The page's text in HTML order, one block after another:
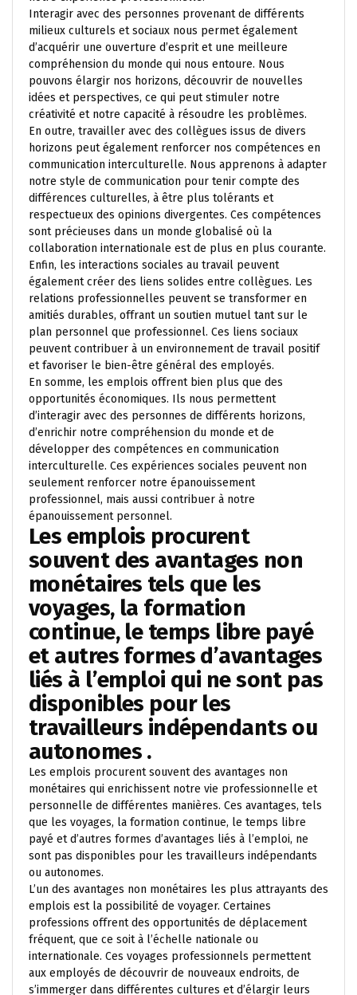
Interagir avec des personnes provenant de différents
milieux culturels et sociaux nous permet également
d’acquérir une ouverture d’esprit et une meilleure
compréhension du monde qui nous entoure. Nous
pouvons élargir nos horizons, découvrir de nouvelles
idées et perspectives, ce qui peut stimuler notre
créativité et notre capacité à résoudre les problèmes.
En outre, travailler avec des collègues issus de divers
horizons peut également renforcer nos compétences en
communication interculturelle. Nous apprenons à adapter
notre style de communication pour tenir compte des
différences culturelles, à être plus tolérants et
respectueux des opinions divergentes. Ces compétences
sont précieuses dans un monde globalisé où la
collaboration internationale est de plus en plus courante.
Enfin, les interactions sociales au travail peuvent
également créer des liens solides entre collègues. Les
relations professionnelles peuvent se transformer en
amitiés durables, offrant un soutien mutuel tant sur le
plan personnel que professionnel. Ces liens sociaux
peuvent contribuer à un environnement de travail positif
et favoriser le bien-être général des employés.
En somme, les emplois offrent bien plus que des
opportunités économiques. Ils nous permettent
d’interagir avec des personnes de différents horizons,
d’enrichir notre compréhension du monde et de
développer des compétences en communication
interculturelle. Ces expériences sociales peuvent non
seulement renforcer notre épanouissement
professionnel, mais aussi contribuer à notre
épanouissement personnel.
Les emplois procurent
souvent des avantages non
monétaires tels que les
voyages, la formation
continue, le temps libre payé
et autres formes d’avantages
liés à l’emploi qui ne sont pas
disponibles pour les
travailleurs indépendants ou
autonomes .
Les emplois procurent souvent des avantages non
monétaires qui enrichissent notre vie professionnelle et
personnelle de différentes manières. Ces avantages, tels
que les voyages, la formation continue, le temps libre
payé et d’autres formes d’avantages liés à l’emploi, ne
sont pas disponibles pour les travailleurs indépendants
ou autonomes.
L’un des avantages non monétaires les plus attrayants des
emplois est la possibilité de voyager. Certaines
professions offrent des opportunités de déplacement
fréquent, que ce soit à l’échelle nationale ou
internationale. Ces voyages professionnels permettent
aux employés de découvrir de nouveaux endroits, de
s’immerger dans différentes cultures et d’élargir leurs